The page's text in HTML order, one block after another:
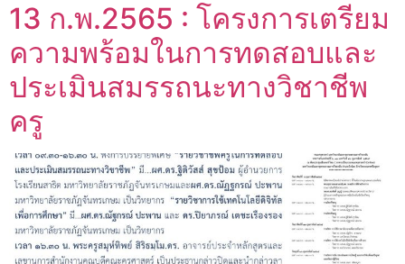
13 ก.พ.2565 : โครงการเตรียม
ความพร้อมในการทดสอบและ
ประเมินสมรรถนะทางวิชาชีพ
ครู